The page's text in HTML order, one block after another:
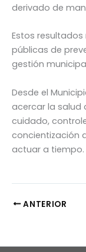
derivado de
Estos
públicas de
gestión
Desde el
acercar la salud
cuidado,
concientización
actuar a tiempo.
ANTERIOR